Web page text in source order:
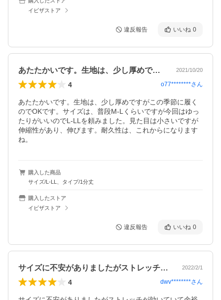
イビザストア
違反報告 いいね 0
あたたかいです。生地は、少し厚めですが… 2021/10/20
4 o77********さん
あたたかいです。生地は、少し厚めですがこの季節に履く
のでOKです。サイズは、普段M-Lくらいですが今回はゆっ
たりがいいのでL-LLを頼みました。見た目は小さいですが
伸縮性があり、伸びます。耐久性は、これからになります
ね。
購入した商品
サイズ/L-LL、タイプ/1分丈
購入したストア
イビザストア
違反報告 いいね 0
サイズに不安がありましたがストレッチが… 2022/2/1
4 dwv********さん